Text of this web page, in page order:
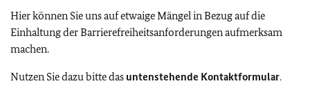
Hier können Sie uns auf etwaige Mängel in Bezug auf die
Einhaltung der Barrierefreiheitsanforderungen aufmerksam
machen.
Nutzen Sie dazu bitte das untenstehende Kontaktformular.